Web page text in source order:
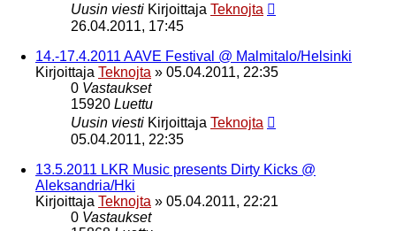
Uusin viesti Kirjoittaja Teknojta
26.04.2011, 17:45
14.-17.4.2011 AAVE Festival @ Malmitalo/Helsinki
Kirjoittaja Teknojta » 05.04.2011, 22:35
0 Vastaukset
15920 Luettu
Uusin viesti Kirjoittaja Teknojta
05.04.2011, 22:35
13.5.2011 LKR Music presents Dirty Kicks @
Aleksandria/Hki
Kirjoittaja Teknojta » 05.04.2011, 22:21
0 Vastaukset